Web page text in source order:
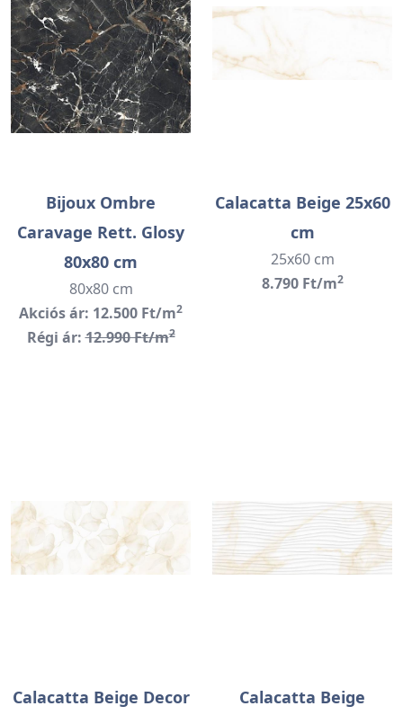
Bijoux Ombre
Caravage Rett. Glosy
80x80 cm
80x80 cm
Akciós ár: 12.500 Ft/m2
Régi ár:12.990 Ft/m2
Calacatta Beige 25x60
cm
25x60 cm
8.790 Ft/m2
Calacatta Beige Decor
Calacatta Beige